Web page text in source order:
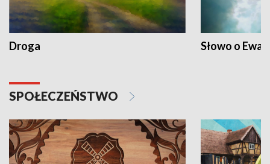
Droga Słowo o
SPOŁECZEŃSTWO